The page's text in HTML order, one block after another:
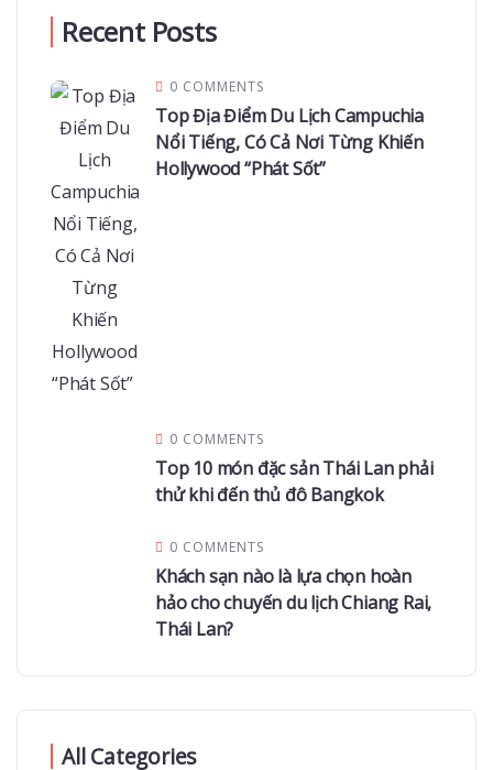
Recent Posts
0 COMMENTS
Top Địa Điểm Du Lịch Campuchia
Nổi Tiếng, Có Cả Nơi Từng Khiến
Hollywood “Phát Sốt”
0 COMMENTS
Top 10 món đặc sản Thái Lan phải
thử khi đến thủ đô Bangkok
0 COMMENTS
Khách sạn nào là lựa chọn hoàn
hảo cho chuyến du lịch Chiang Rai,
Thái Lan?
All Categories